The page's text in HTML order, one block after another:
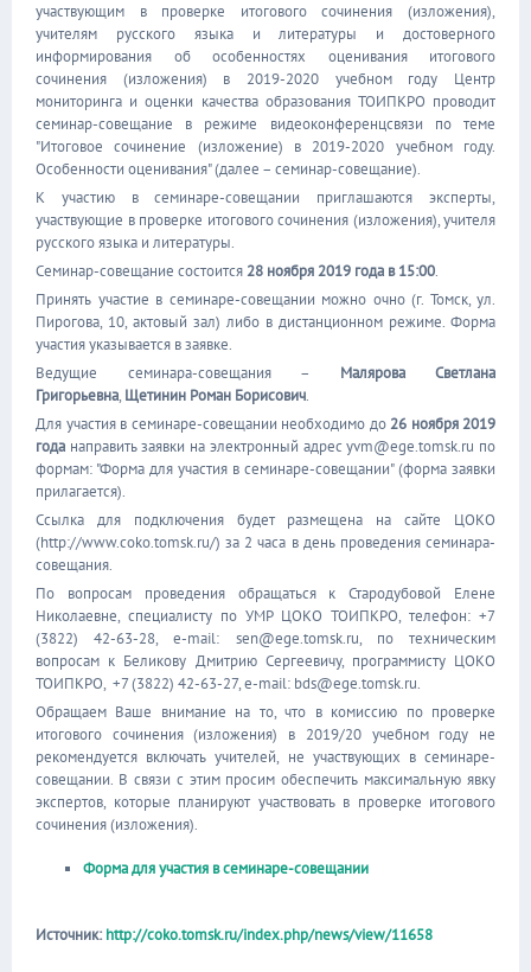
участвующим в проверке итогового сочинения (изложения),
учителям русского языка и литературы и достоверного
информирования об особенностях оценивания итогового
сочинения (изложения) в 2019-2020 учебном году Центр
мониторинга и оценки качества образования ТОИПКРО проводит
семинар-совещание в режиме видеоконференцсвязи по теме
"Итоговое сочинение (изложение) в 2019-2020 учебном году.
Особенности оценивания" (далее – семинар-совещание).
К участию в семинаре-совещании приглашаются эксперты,
участвующие в проверке итогового сочинения (изложения), учителя
русского языка и литературы.
Семинар-совещание состоится28 ноября 2019 года в 15:00.
Принять участие в семинаре-совещании можно очно (г. Томск, ул.
Пирогова, 10, актовый зал) либо в дистанционном режиме. Форма
участия указывается в заявке.
Ведущие семинара-совещания – Малярова Светлана
Григорьевна, Щетинин Роман Борисович.
Для участия в семинаре-совещании необходимо до26 ноября 2019
года направить заявки на электронный адрес yvm@ege.tomsk.ru по
формам: "Форма для участия в семинаре-совещании" (форма заявки
прилагается).
Ссылка для подключения будет размещена на сайте ЦОКО
(http://www.coko.tomsk.ru/) за 2 часа в день проведения семинара-
совещания.
По вопросам проведения обращаться к Стародубовой Елене
Николаевне, специалисту по УМР ЦОКО ТОИПКРО, телефон: +7
(3822) 42-63-28, e-mail: sen@ege.tomsk.ru, по техническим
вопросам к Беликову Дмитрию Сергеевичу, программисту ЦОКО
ТОИПКРО, +7 (3822) 42-63-27, e-mail: bds@ege.tomsk.ru.
Обращаем Ваше внимание на то, что в комиссию по проверке
итогового сочинения (изложения) в 2019/20 учебном году не
рекомендуется включать учителей, не участвующих в семинаре-
совещании. В связи с этим просим обеспечить максимальную явку
экспертов, которые планируют участвовать в проверке итогового
сочинения (изложения).
Форма для участия в семинаре-совещании
Источник: http://coko.tomsk.ru/index.php/news/view/11658